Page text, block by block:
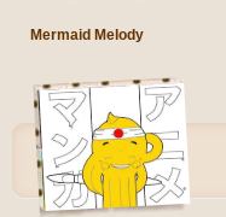
Mermaid Melody